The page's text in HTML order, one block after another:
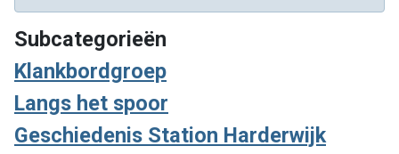
Subcategorieën
Klankbordgroep
Langs het spoor
Geschiedenis Station Harderwijk